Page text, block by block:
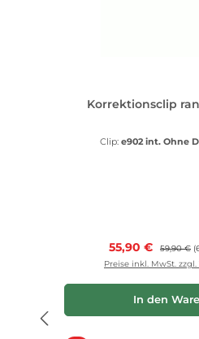
Korrektionsclip
Clip: e902 int. Ohne
Verkaufspreis:
55,90 € Regulärer
59,90 €
Preise inkl. MwSt.
In den